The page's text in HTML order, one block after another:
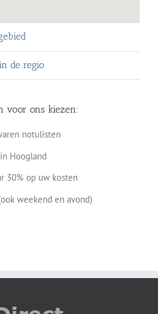
de regio
voor ons kiezen:
notulisten
Hoogland
30% op uw kosten
weekend en avond)